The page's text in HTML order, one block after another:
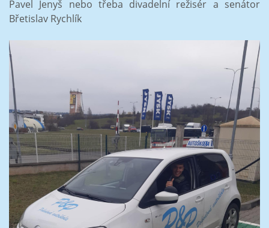
Pavel Jenyš nebo třeba divadelní režisér a senátor
Břetislav Rychlík